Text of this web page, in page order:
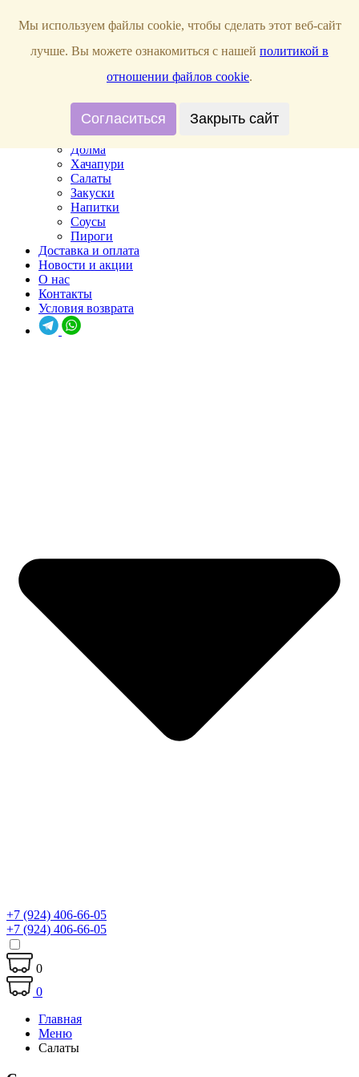
Прием заказов:
Главная
Хинкали
Долма
Хачапури
Салаты
Закуски
Напитки
Соусы
Пироги
Доставка и оплата
Новости и акции
О нас
Контакты
Условия возврата
+7 (924) 406-66-05
+7 (924) 406-66-05
0
0
Главная
Меню
Салаты
Мы используем файлы cookie, чтобы сделать этот веб-сайт
лучше. Вы можете ознакомиться с нашей политикой в
отношении файлов cookie.
Согласиться Закрыть сайт